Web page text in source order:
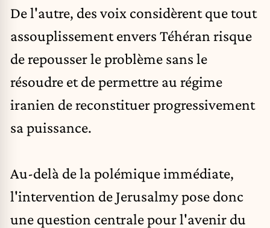
De l'autre, des voix considèrent que tout
assouplissement envers Téhéran risque
de repousser le problème sans le
résoudre et de permettre au régime
iranien de reconstituer progressivement
sa puissance.
Au-delà de la polémique immédiate,
l'intervention de Jerusalmy pose donc
une question centrale pour l'avenir du